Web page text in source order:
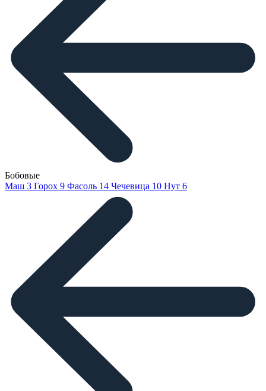
Бобовые
Маш 3 Горох 9 Фасоль 14 Чечевица 10 Нут 6